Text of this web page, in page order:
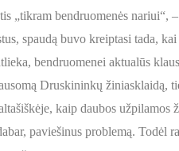
„tikram bendruomenės nariui“,
spaudą buvo kreiptasi tada,
bendruomenei aktualūs
Druskininkų žiniasklaidą,
kaip daubos užpilamos
paviešinus problemą. Todėl